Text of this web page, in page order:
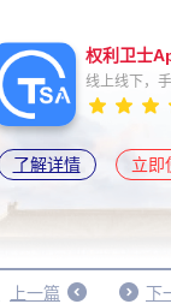
权利卫士
线上线下，
了解详情 立即
上一篇 下